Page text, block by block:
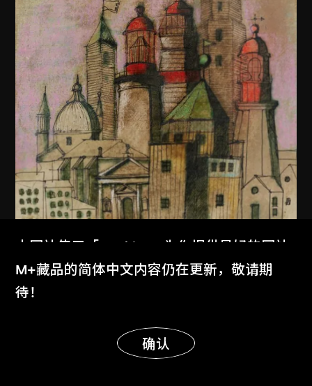
本网站使用「Cookies」为你提供最好的网站
体验。
了解更多
明白
M+藏品的简体中文内容仍在更新，敬请期
待！
确认
显示更多